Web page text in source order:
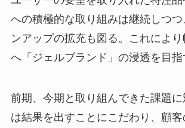
への積極的な取り組みは継続しつつ
ンアップの拡充も図る。これによ
へ「ジェルブランド」の浸透を目指
前期、今期と取り組んできた課題
は結果を出すことにこだわり、顧